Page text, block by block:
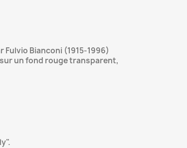
Bianconi (1915-1996)
un fond rouge transparent,